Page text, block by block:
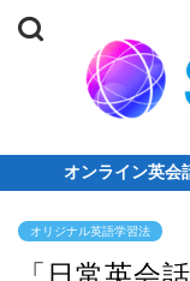
オンライン英会
オリジナル英語学習法
「日常英会